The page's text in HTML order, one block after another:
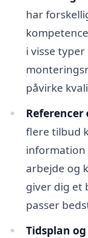
har
i visse
påvirke
Referencer
flere tilbud
arbejde og
giver dig et
passer
Tidsplan